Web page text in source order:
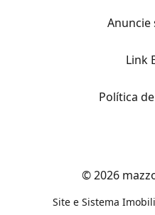
Anuncie
Link
Política
© 2026
Site e Sistema